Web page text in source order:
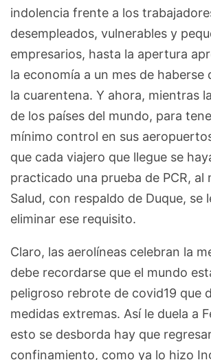
indolencia frente a los
desempleados, vulnerables y
empresarios, hasta la apertura
la economía a un mes de haberse
la cuarentena. Y ahora, mientras
de los países del mundo, para
mínimo control en sus
que cada viajero que llegue se
practicado una prueba de PCR, al
Salud, con respaldo de Duque, se
eliminar ese requisito.
Claro, las aerolíneas celebran la
debe recordarse que el mundo
peligroso rebrote de covid19 que
medidas extremas. Así le duela a
esto se desborda hay que
confinamiento, como ya lo hizo